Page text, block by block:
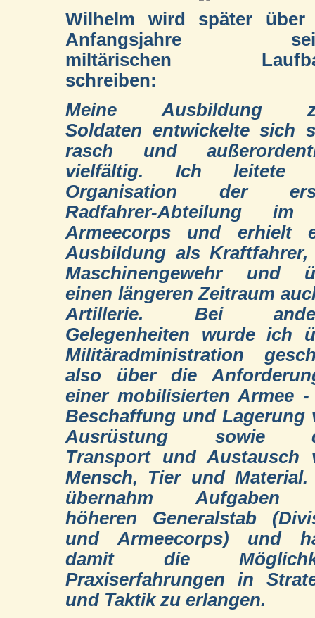
Wilhelm wird später über
Anfangsjahre
miltärischen
schreiben:
Meine Ausbildung
Soldaten entwickelte sich
rasch und
vielfältig. Ich leitete
Organisation der
Radfahrer-Abteilung im
Armeecorps und erhielt
Ausbildung als Kraftfahrer,
Maschinengewehr und
einen längeren Zeitraum
Artillerie. Bei
Gelegenheiten wurde ich
Militäradministration
also über die
einer mobilisierten Armee -
Beschaffung und Lagerung
Ausrüstung sowie
Transport und Austausch
Mensch, Tier und Material.
übernahm Aufgaben
höheren Generalstab
und Armeecorps) und
damit die
Praxiserfahrungen in
und Taktik zu erlangen.